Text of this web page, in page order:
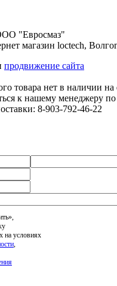
"Евросмаз"
магазин loctech,
продвижение сайта
товара нет в наличии на
к нашему менеджеру
8-903-792-46-22
на условиях
,